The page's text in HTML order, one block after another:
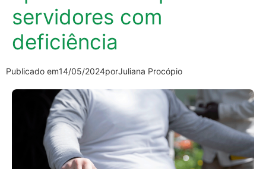
servidores com
deficiência
Publicado em14/05/2024porJuliana Procópio